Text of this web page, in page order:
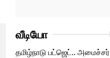
வீடியோ
தமிழ்நாடு பட்ஜெட்.. அமைச்சர்